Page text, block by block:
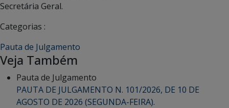
Secretária Geral.
Categorias :
Pauta de Julgamento
Veja Também
Pauta de Julgamento
PAUTA DE JULGAMENTO N. 101/2026, DE 10 DE
AGOSTO DE 2026 (SEGUNDA-FEIRA).